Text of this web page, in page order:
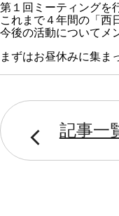
第１回ミーティングを
これまで４年間の「西
今後の活動についてメ
まずはお昼休みに集ま
記事一